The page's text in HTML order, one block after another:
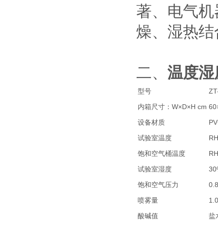
著、电气
燥、湿热
二、 温度
型号
内箱尺寸：W×D×H cm
设备材质
试验室温度
饱和空气桶温度
试验室湿度
饱和空气压力
喷雾量
酸碱值
盐